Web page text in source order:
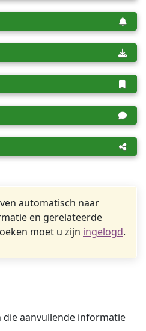
automatisch naar
en gerelateerde
moet u zijn ingelogd.
die aanvullende informatie